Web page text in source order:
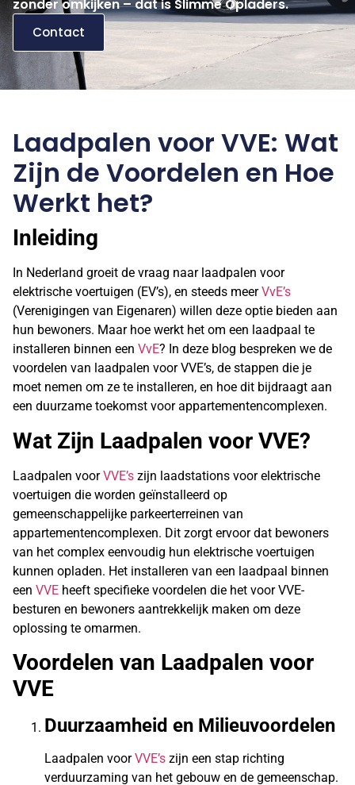
zonder omkijken – dat is Slimme Opladers.
Contact
Laadpalen voor VVE: Wat
Zijn de Voordelen en Hoe
Werkt het?
Inleiding
In Nederland groeit de vraag naar laadpalen voor
elektrische voertuigen (EV’s), en steeds meerVvE’s
(Verenigingen van Eigenaren) willen deze optie bieden aan
hun bewoners. Maar hoe werkt het om een laadpaal te
installeren binnen een VvE? In deze blog bespreken we de
voordelen van laadpalen voor VVE’s, de stappen die je
moet nemen om ze te installeren, en hoe dit bijdraagt aan
een duurzame toekomst voor appartementencomplexen.
Wat Zijn Laadpalen voor VVE?
Laadpalen voorVVE’s zijn laadstations voor elektrische
voertuigen die worden geïnstalleerd op
gemeenschappelijke parkeerterreinen van
appartementencomplexen. Dit zorgt ervoor dat bewoners
van het complex eenvoudig hun elektrische voertuigen
kunnen opladen. Het installeren van een laadpaal binnen
een VVE heeft specifieke voordelen die het voor VVE-
besturen en bewoners aantrekkelijk maken om deze
oplossing te omarmen.
Voordelen van Laadpalen voor
VVE
Duurzaamheid en Milieuvoordelen
Laadpalen voorVVE’s zijn een stap richting
verduurzaming van het gebouw en de gemeenschap.